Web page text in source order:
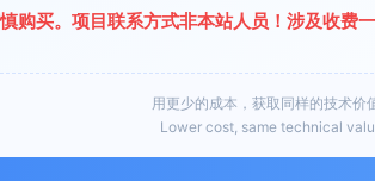
购买。项目联系方式非本站人员！涉及收费
用更少的成本，获取同样的技术价
Lower cost, same technical